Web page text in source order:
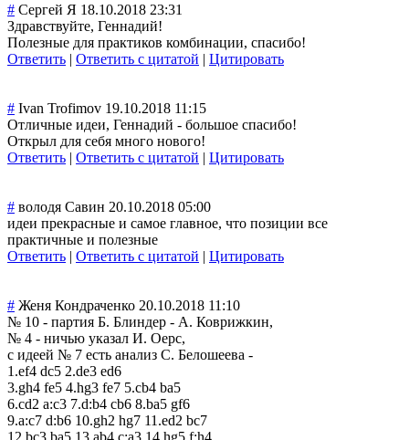
# Сергей Я 18.10.2018 23:31
Здравствуйте, Геннадий!
Полезные для практиков комбинации, спасибо!
Ответить | Ответить с цитатой | Цитировать
# Ivan Trofimov 19.10.2018 11:15
Отличные идеи, Геннадий - большое спасибо!
Открыл для себя много нового!
Ответить | Ответить с цитатой | Цитировать
# володя Савин 20.10.2018 05:00
идеи прекрасные и самое главное, что позиции все
практичные и полезные
Ответить | Ответить с цитатой | Цитировать
# Женя Кондраченко 20.10.2018 11:10
№ 10 - партия Б. Блиндер - А. Коврижкин,
№ 4 - ничью указал И. Оерс,
с идеей № 7 есть анализ С. Белошеева -
1.ef4 dc5 2.de3 ed6
3.gh4 fe5 4.hg3 fe7 5.cb4 ba5
6.cd2 a:c3 7.d:b4 cb6 8.ba5 gf6
9.a:c7 d:b6 10.gh2 hg7 11.ed2 bc7
12.bc3 ba5 13.ab4 c:a3 14.hg5 f:h4